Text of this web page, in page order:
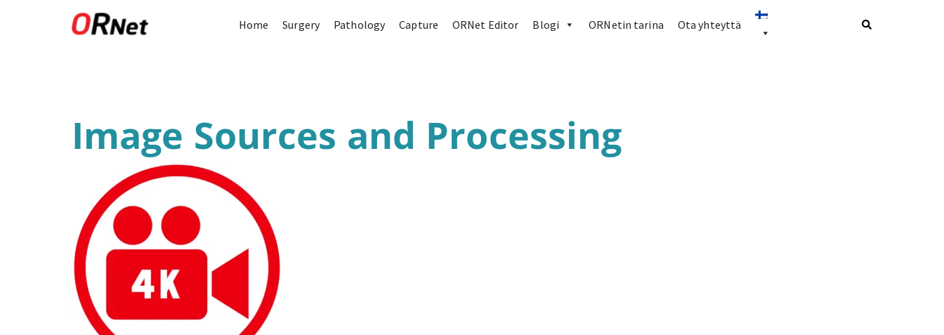
Home Surgery Pathology Capture ORNet Editor Blogi ORNetin tarina Ota yhteyttä
Image Sources and Processing